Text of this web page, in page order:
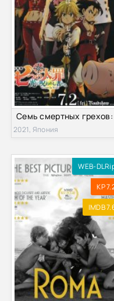
2021, Япония
WEB-
KP
IMDB